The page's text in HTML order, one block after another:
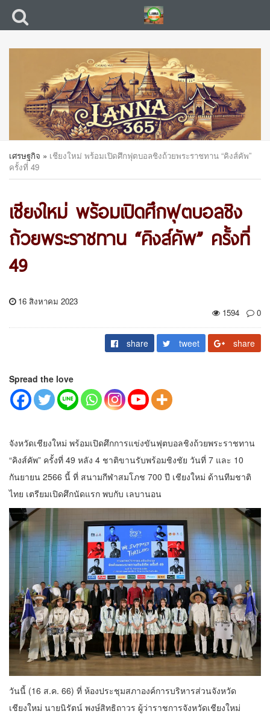
เศรษฐกิจ » เชียงใหม่ พร้อมเปิดศึกฟุตบอลชิงถ้วยพระราชทาน “คิงส์คัพ”
ครั้งที่ 49
เชียงใหม่ พร้อมเปิดศึกฟุตบอลชิง
ถ้วยพระราชทาน “คิงส์คัพ” ครั้งที่
49
16 สิงหาคม 2023
1594
0
share tweet share
Spread the love
จังหวัดเชียงใหม่ พร้อมเปิดศึกการแข่งขันฟุตบอลชิงถ้วยพระราชทาน
“คิงส์คัพ” ครั้งที่ 49 หลัง 4 ชาติขานรับพร้อมชิงชัย วันที่ 7 และ 10
กันยายน 2566 นี้ ที่ สนามกีฬาสมโภช 700 ปี เชียงใหม่ ด้านทีมชาติ
ไทย เตรียมเปิดศึกนัดแรก พบกับ เลบานอน
วันนี้ (16 ส.ค. 66) ที่ ห้องประชุมสภาองค์การบริหารส่วนจังหวัด
เชียงใหม่ นายนิรัตน์ พงษ์สิทธิถาวร ผู้ว่าราชการจังหวัดเชียงใหม่